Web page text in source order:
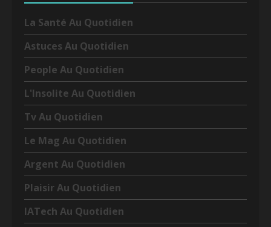
La Santé Au Quotidien
Astuces Au Quotidien
People Au Quotidien
L'Insolite Au Quotidien
Tv Au Quotidien
Le Mag Au Quotidien
Argent Au Quotidien
Plaisir Au Quotidien
IATech Au Quotidien